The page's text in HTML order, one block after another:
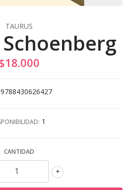
TAURUS
9788430626427
1
CANTIDAD
+